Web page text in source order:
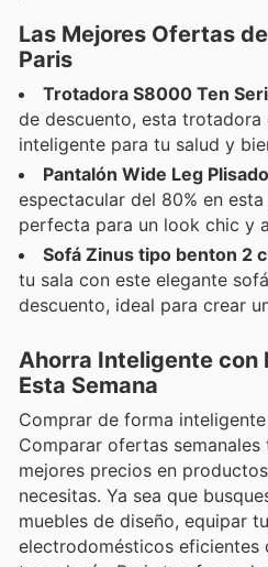
Las Mejores Ofertas
Paris
Trotadora S8000 Ten
de descuento, esta trotadora
inteligente para tu salud y
Pantalón Wide Leg
espectacular del 80% en
perfecta para un look chic y
Sofá Zinus tipo benton 2
tu sala con este elegante
descuento, ideal para crear
Ahorra Inteligente con
Esta Semana
Comprar de forma
Comparar ofertas
mejores precios en
necesitas. Ya sea que
muebles de diseño, equipar
electrodomésticos eficientes